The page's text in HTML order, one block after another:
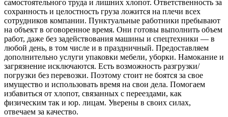
самостоятельного труда и лишних хлопот. Ответственность за
сохранность и целостность груза ложится на плечи всех
сотрудников компании. Пунктуальные работники пребывают
на объект в оговоренное время. Они готовы выполнить объем
работ, даже без задействования машины и спецтехники — в
любой день, в том числе и в праздничный. Предоставляем
дополнительно услуги упаковки мебели, уборки. Намокание и
загрязнение исключаются. Есть возможность разгрузки/
погрузки без перевозки. Поэтому стоит не боятся за свое
имущество и использовать время на свои дела. Помогаем
избавиться от хлопот, связанных с переездами, как
физическим так и юр. лицам. Уверены в своих силах,
отвечаем за качество.